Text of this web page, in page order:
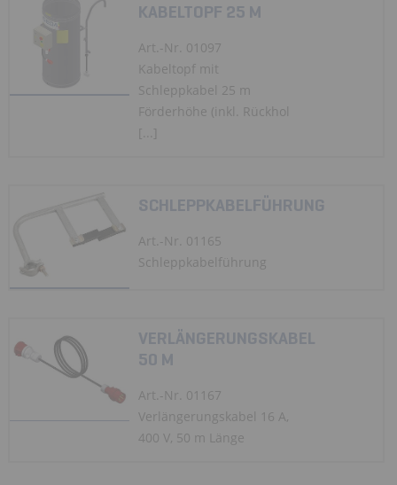
KABELTOPF 25 M
Art.-Nr. 01097
Kabeltopf mit
Schleppkabel 25 m
Förderhöhe (inkl. Rückhol
[...]
SCHLEPPKABELFÜHRUNG
Art.-Nr. 01165
Schleppkabelführung
VERLÄNGERUNGSKABEL
50 M
Art.-Nr. 01167
Verlängerungskabel 16 A,
400 V, 50 m Länge